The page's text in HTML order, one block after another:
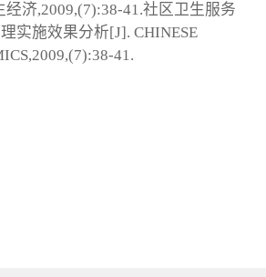
济,2009,(7):38-41.社区卫生服务
实施效果分析[J]. CHINESE
41.